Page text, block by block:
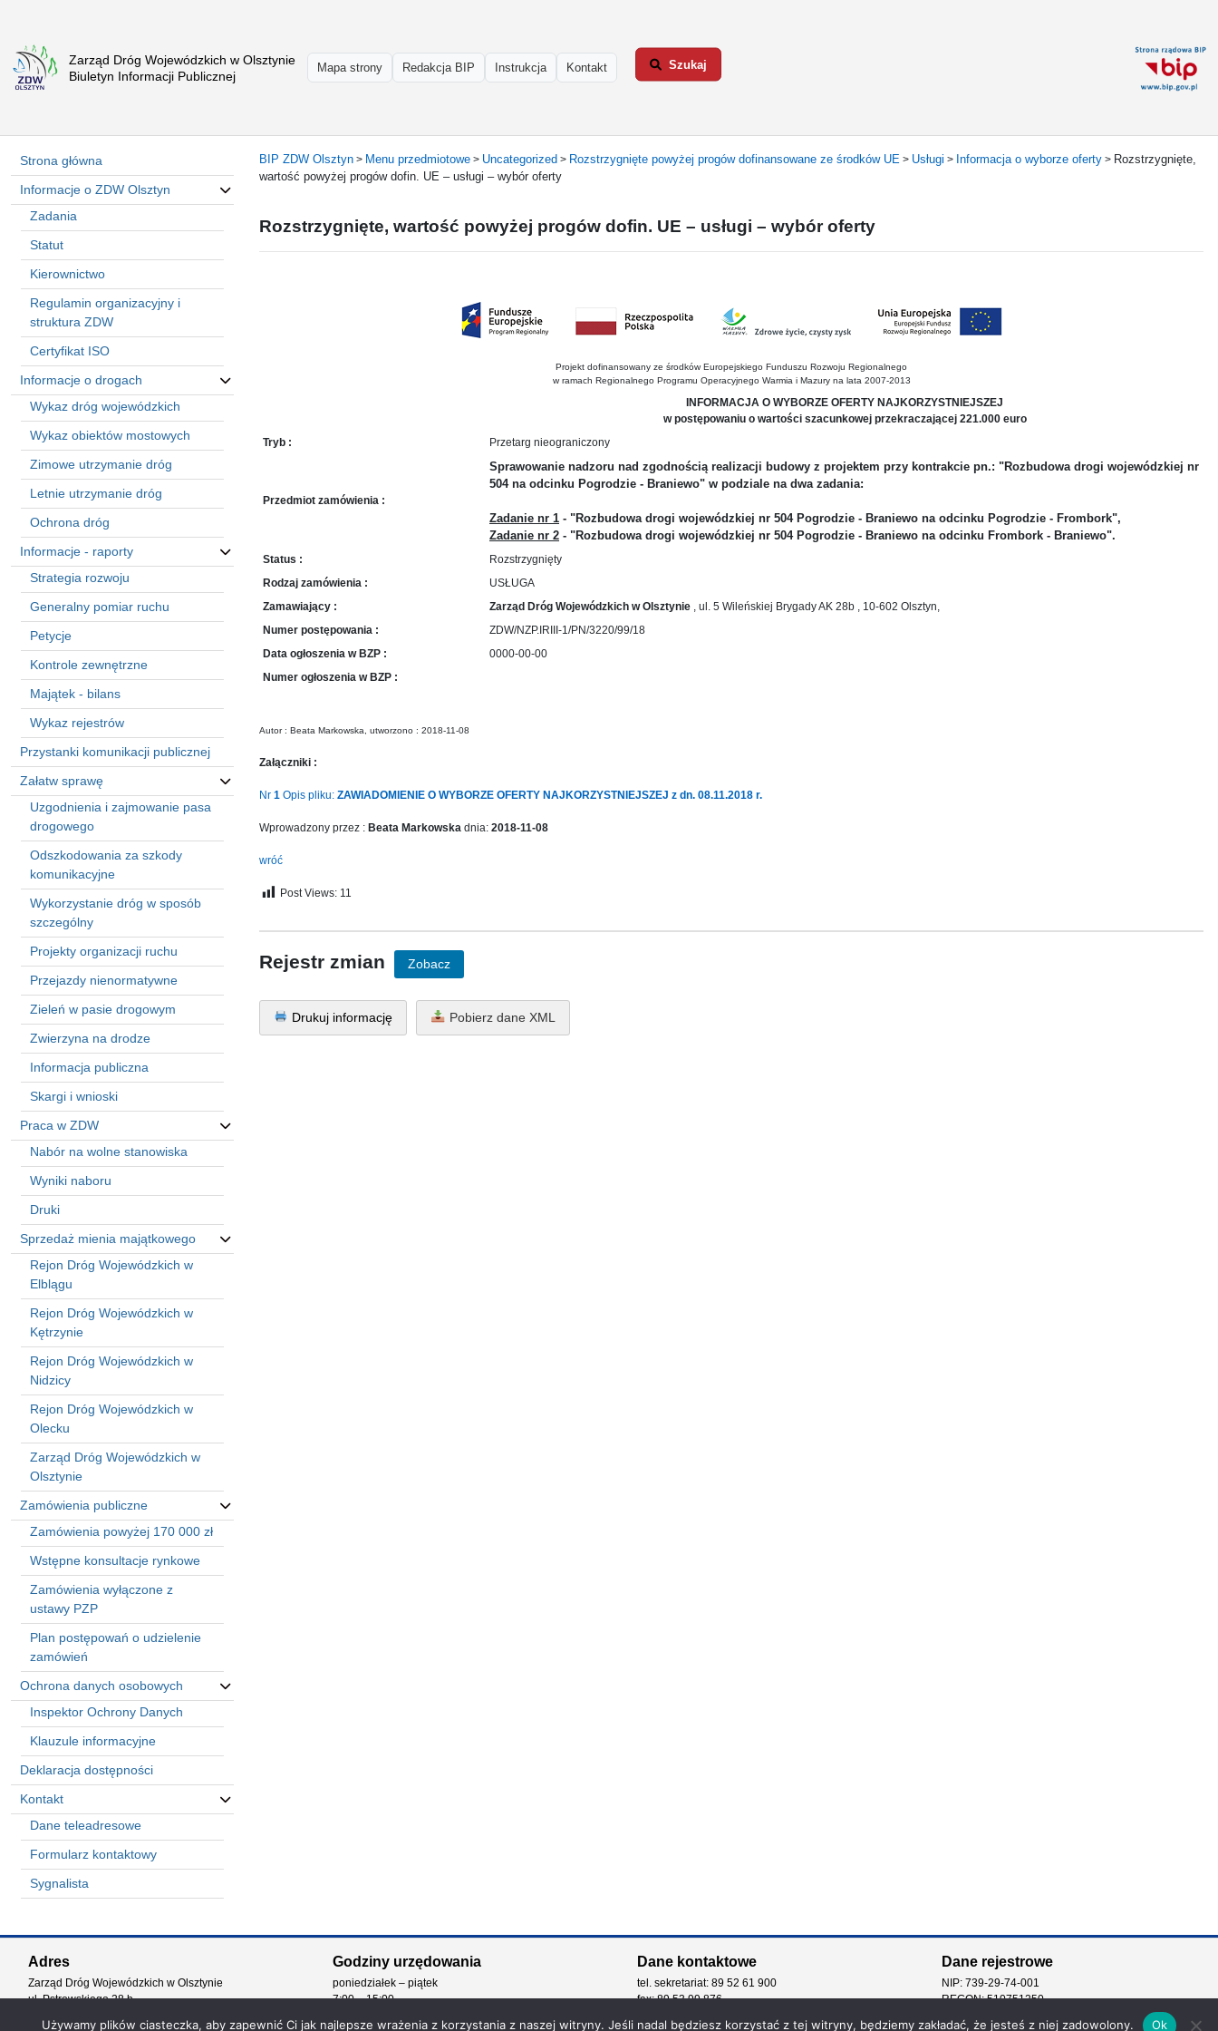
Zarząd Dróg Wojewódzkich w Olsztynie
Biuletyn Informacji Publicznej
Mapa strony Redakcja BIP Instrukcja Kontakt Szukaj
Strona
główna
Olsztyn
Informacje
drogach
Informacje
Przystanki
komunikacji
publicznej
Załatw
sprawę
Praca
w
ZDW
Sprzedaż
mienia
majątkowego
Zamówienia
publiczne
Ochrona
danych
osobowych
Deklaracja
dostępności
Kontakt
Automatically
Hierarchic
Categories
Menu
Version
2.1.0
Author:
Atakan
Docs:
https://atakanau.blogspot.com/2021/01/automatic-
menu-
wp-
plugin.html
Active
KANE
(kanewp)
Strona główna
Informacje o ZDW Olsztyn
Zadania
Statut
Kierownictwo
Regulamin organizacyjny i
struktura ZDW
Certyfikat ISO
Informacje o drogach
Wykaz dróg wojewódzkich
Wykaz obiektów mostowych
Zimowe utrzymanie dróg
Letnie utrzymanie dróg
Ochrona dróg
Informacje - raporty
Strategia rozwoju
Generalny pomiar ruchu
Petycje
Kontrole zewnętrzne
Majątek - bilans
Wykaz rejestrów
Przystanki komunikacji publicznej
Załatw sprawę
Uzgodnienia i zajmowanie pasa
drogowego
Odszkodowania za szkody
komunikacyjne
Wykorzystanie dróg w sposób
szczególny
Projekty organizacji ruchu
Przejazdy nienormatywne
Zieleń w pasie drogowym
Zwierzyna na drodze
Informacja publiczna
Skargi i wnioski
Praca w ZDW
Nabór na wolne stanowiska
Wyniki naboru
Druki
Sprzedaż mienia majątkowego
Rejon Dróg Wojewódzkich w
Elblągu
Rejon Dróg Wojewódzkich w
Kętrzynie
Rejon Dróg Wojewódzkich w
Nidzicy
Rejon Dróg Wojewódzkich w
Olecku
Zarząd Dróg Wojewódzkich w
Olsztynie
Zamówienia publiczne
Zamówienia powyżej 170 000 zł
Wstępne konsultacje rynkowe
Zamówienia wyłączone z
ustawy PZP
Plan postępowań o udzielenie
zamówień
Ochrona danych osobowych
Inspektor Ochrony Danych
Klauzule informacyjne
Deklaracja dostępności
Kontakt
Dane teleadresowe
Formularz kontaktowy
Sygnalista
Categories
BIP ZDW Olsztyn > Menu przedmiotowe > Uncategorized > Rozstrzygnięte powyżej progów dofinansowane ze środków UE > Usługi > Informacja o wyborze oferty > Rozstrzygnięte,
wartość powyżej progów dofin. UE – usługi – wybór oferty
Rozstrzygnięte, wartość powyżej progów dofin. UE – usługi – wybór oferty
Projekt dofinansowany ze środków Europejskiego Funduszu Rozwoju Regionalnego
w ramach Regionalnego Programu Operacyjnego Warmia i Mazury na lata 2007-2013
INFORMACJA O WYBORZE OFERTY NAJKORZYSTNIEJSZEJ
w postępowaniu o wartości szacunkowej przekraczającej 221.000 euro
Tryb :
Przetarg nieograniczony
Przedmiot zamówienia :
Sprawowanie nadzoru nad zgodnością realizacji budowy z projektem przy kontrakcie pn.: "Rozbudowa drogi wojewódzkiej nr
504 na odcinku Pogrodzie - Braniewo" w podziale na dwa zadania:
Zadanie nr 1 - "Rozbudowa drogi wojewódzkiej nr 504 Pogrodzie - Braniewo na odcinku Pogrodzie - Frombork",
Zadanie nr 2 - "Rozbudowa drogi wojewódzkiej nr 504 Pogrodzie - Braniewo na odcinku Frombork - Braniewo".
Status :
Rozstrzygnięty
Rodzaj zamówienia :
USŁUGA
Zamawiający :
Zarząd Dróg Wojewódzkich w Olsztynie , ul. 5 Wileńskiej Brygady AK 28b , 10-602 Olsztyn,
Numer postępowania :
ZDW/NZP.IRIII-1/PN/3220/99/18
Data ogłoszenia w BZP :
0000-00-00
Numer ogłoszenia w BZP :
Autor : Beata Markowska, utworzono : 2018-11-08
Załączniki :
Nr 1 Opis pliku: ZAWIADOMIENIE O WYBORZE OFERTY NAJKORZYSTNIEJSZEJ z dn. 08.11.2018 r.
Wprowadzony przez : Beata Markowska dnia: 2018-11-08
wróć
Post Views: 11
Rejestr zmian Zobacz
Drukuj informację Pobierz dane XML
Adres
Zarząd Dróg Wojewódzkich w Olsztynie
ul. Pstrowskiego 28 b
Godziny urzędowania
poniedziałek – piątek
7:00 – 15:00
Dane kontaktowe
tel. sekretariat: 89 52 61 900
fax: 89 53 99 876
Dane rejestrowe
NIP: 739-29-74-001
REGON: 510751250
Używamy plików ciasteczka, aby zapewnić Ci jak najlepsze wrażenia z korzystania z naszej witryny. Jeśli nadal będziesz korzystać z tej witryny, będziemy zakładać, że jesteś z niej zadowolony. Ok